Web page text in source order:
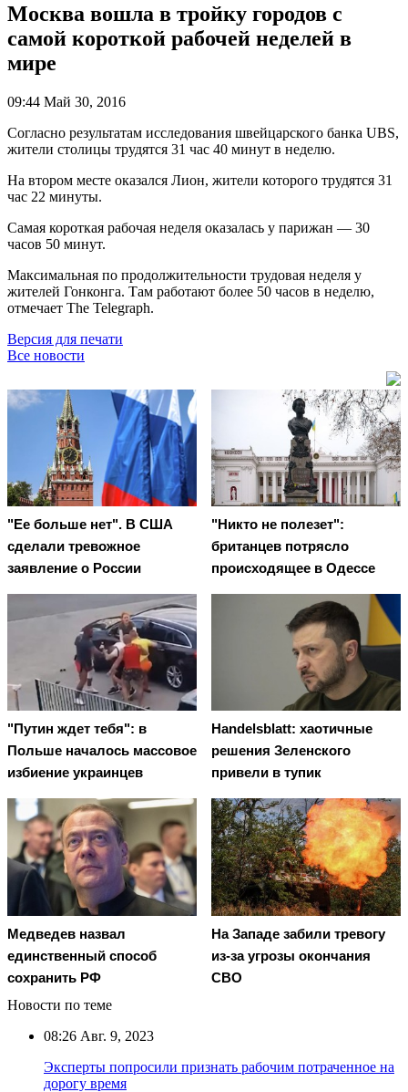
Москва вошла в тройку городов с
самой короткой рабочей неделей в
мире
09:44 Май 30, 2016
Согласно результатам исследования швейцарского банка UBS,
жители столицы трудятся 31 час 40 минут в неделю.
На втором месте оказался Лион, жители которого трудятся 31
час 22 минуты.
Самая короткая рабочая неделя оказалась у парижан — 30
часов 50 минут.
Максимальная по продолжительности трудовая неделя у
жителей Гонконга. Там работают более 50 часов в неделю,
отмечает The Telegraph.
Версия для печати
Все новости
"Ее больше нет". В США
сделали тревожное
заявление о России
"Никто не полезет":
британцев потрясло
происходящее в Одессе
"Путин ждет тебя": в
Польше началось массовое
избиение украинцев
Handelsblatt: хаотичные
решения Зеленского
привели в тупик
Медведев назвал
единственный способ
сохранить РФ
На Западе забили тревогу
из-за угрозы окончания
СВО
Новости по теме
08:26 Авг. 9, 2023
Эксперты попросили признать рабочим потраченное на
дорогу время